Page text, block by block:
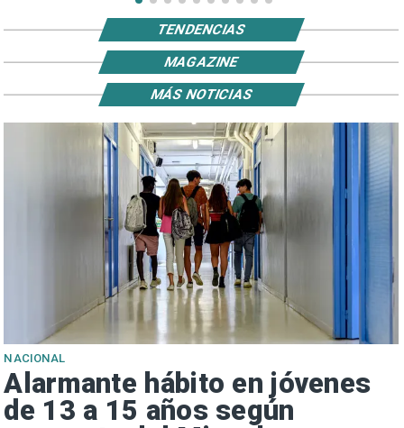
TENDENCIAS
MAGAZINE
NACIONAL
Alarmante hábito en jóvenes
de 13 a 15 años según
MÁS NOTICIAS